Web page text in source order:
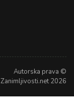
Autorska prava ©
Zanimljivosti.net 2026